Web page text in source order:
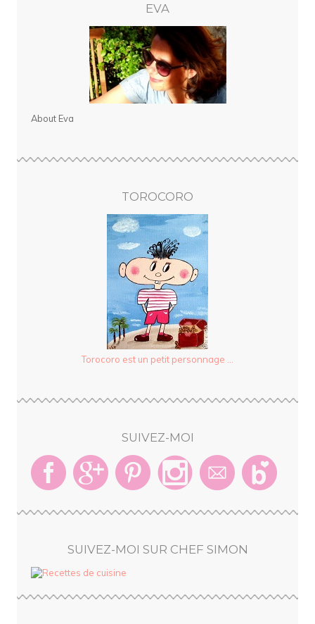
EVA
About Eva
TOROCORO
Torocoro est un petit personnage ...
SUIVEZ-MOI
SUIVEZ-MOI SUR CHEF SIMON